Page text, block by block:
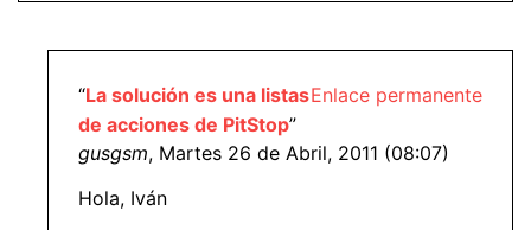
Enlace permanente
“La solución es una listas
de acciones de PitStop”
gusgsm, Martes 26 de Abril, 2011 (08:07)
Hola, Iván